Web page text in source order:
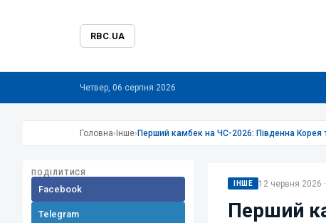
RBC.UA
Четвер, 06 серпня 2026
Головна› Інше› Перший камбек на ЧС-2026: Південна Корея
ПОДІЛИТИСЯ
Facebook
Telegram
ІНШЕ 12 червня 2026
Перший